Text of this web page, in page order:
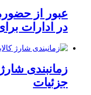
عبور از
در ادارات
زمانبندی
جزئیات